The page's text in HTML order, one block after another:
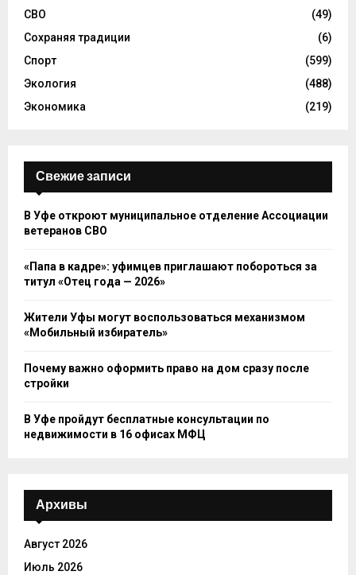
СВО
(49)
Сохраняя традиции
(6)
Спорт
(599)
Экология
(488)
Экономика
(219)
Свежие записи
В Уфе откроют муниципальное отделение Ассоциации
ветеранов СВО
«Папа в кадре»: уфимцев приглашают побороться за
титул «Отец года — 2026»
Жители Уфы могут воспользоваться механизмом
«Мобильный избиратель»
Почему важно оформить право на дом сразу после
стройки
В Уфе пройдут бесплатные консультации по
недвижимости в 16 офисах МФЦ
Архивы
Август 2026
Июль 2026